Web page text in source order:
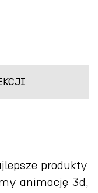
produkty
animację 3d,